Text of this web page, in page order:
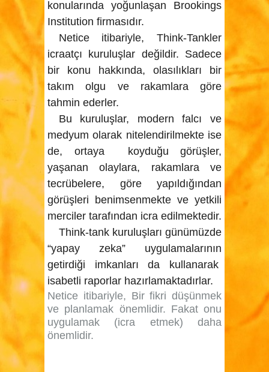
konularında yoğunlaşan Brookings
Institution firmasıdır.
Netice itibariyle, Think-Tankler
icraatçı kuruluşlar değildir. Sadece
bir konu hakkında, olasılıkları bir
takım olgu ve rakamlara göre
tahmin ederler.
Bu kuruluşlar, modern falcı ve
medyum olarak nitelendirilmekte ise
de, ortaya koyduğu görüşler,
yaşanan olaylara, rakamlara ve
tecrübelere, göre yapıldığından
görüşleri benimsenmekte ve yetkili
merciler tarafından icra edilmektedir.
Think-tank kuruluşları günümüzde
“yapay zeka” uygulamalarının
getirdiği imkanları da kullanarak
isabetli raporlar hazırlamaktadırlar.
Netice itibariyle, Bir fikri düşünmek
ve planlamak önemlidir. Fakat onu
uygulamak (icra etmek) daha
önemlidir.